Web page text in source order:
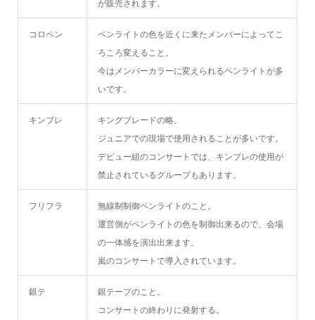
が販売されます。
コロペン
ペンライトの色を近くに来たメンバーによってこ
ろころ変えること。
今はメンバーカラーに変えられるペンライトが多
いです。
キンブレ
キングブレードの略。
ジュニアでの現場で使用されることが多いです。
デビュー組のコンサートでは、キンブレの使用が
禁止されているグループもあります。
フリフラ
無線制制御ペンライトのこと。
運営側がペンライトの色を制御出来るので、会場
の一体感を演出出来ます。
嵐のコンサートで導入されています。
銀テ
銀テープのこと。
コンサートの終わりに発射する。